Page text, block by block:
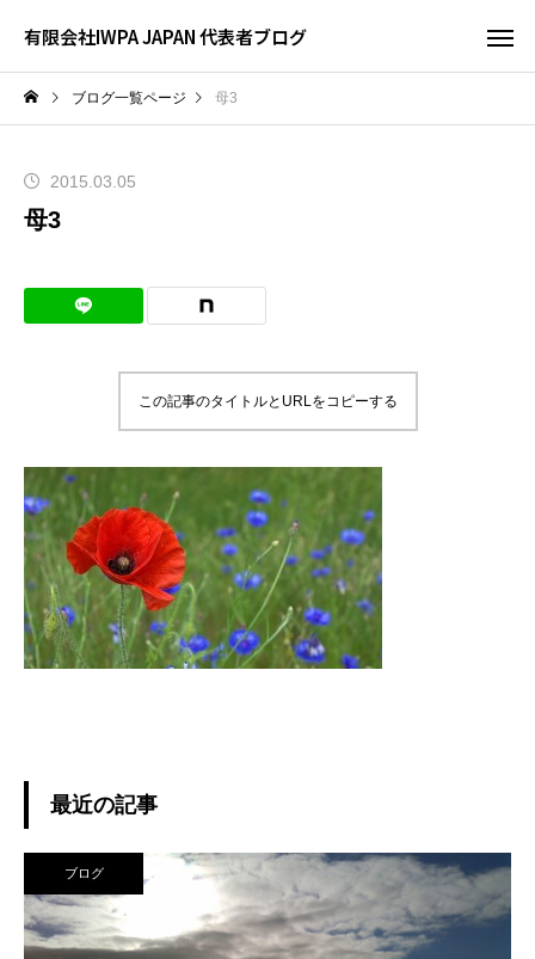
有限会社IWPA JAPAN 代表者ブログ
ブログ一覧ページ 母3
2015.03.05
母3
この記事のタイトルとURLをコピーする
最近の記事
ブログ